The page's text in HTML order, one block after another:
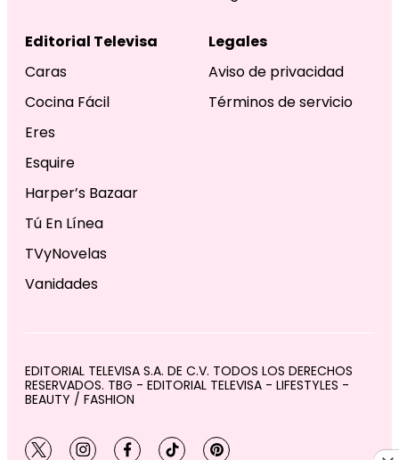
Editorial Televisa
Caras
Cocina Fácil
Eres
Esquire
Harper’s Bazaar
Tú En Línea
TVyNovelas
Vanidades
Legales
Aviso de privacidad
Términos de servicio
EDITORIAL TELEVISA S.A. DE C.V. TODOS LOS DERECHOS
RESERVADOS. TBG - EDITORIAL TELEVISA - LIFESTYLES -
BEAUTY / FASHION